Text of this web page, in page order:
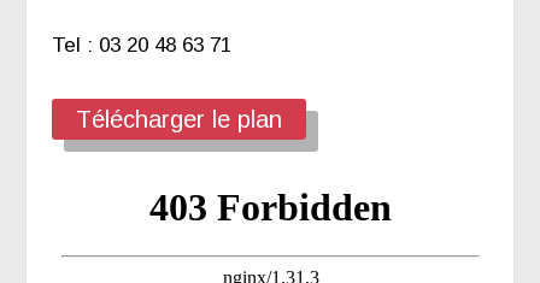
Tel : 03 20 48 63 71
Télécharger le plan